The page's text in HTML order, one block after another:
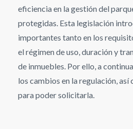
eficiencia en la gestión del
protegidas. Esta legislación
importantes tanto en los
el régimen de uso, duración y
de inmuebles. Por ello, a
los cambios en la regulación,
para poder solicitarla.